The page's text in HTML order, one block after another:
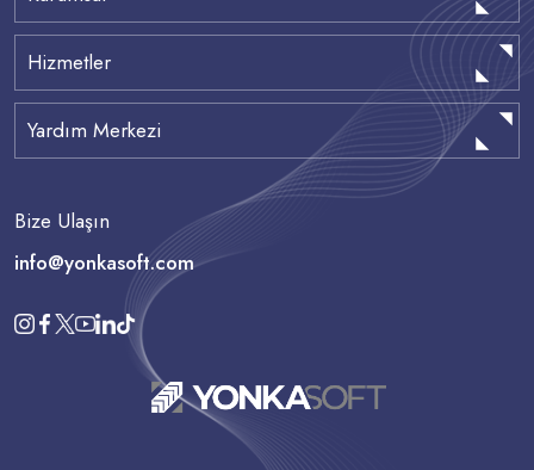
Hizmetler
Yardım Merkezi
Bize Ulaşın
info@yonkasoft.com